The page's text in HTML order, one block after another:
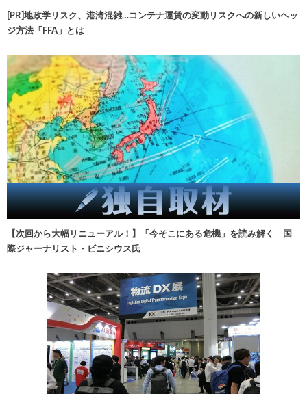
[PR]地政学リスク、港湾混雑…コンテナ運賃の変動リスクへの新しいヘッ
ジ方法「FFA」とは
【次回から大幅リニューアル！】「今そこにある危機」を読み解く 国
際ジャーナリスト・ビニシウス氏